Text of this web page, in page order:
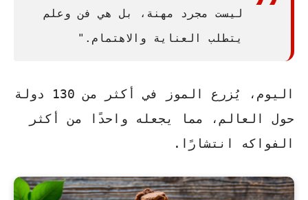
ليست مجرد مهنة، بل هي فن وعلم
يتطلب العناية والاهتمام."
اليوم، يُزرع الموز في أكثر من 130 دولة
حول العالم، مما يجعله واحدًا من أكثر
الفواكه انتشارًا.